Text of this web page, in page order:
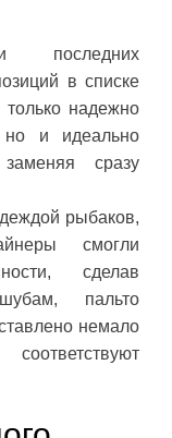
последних
в списке
надежно
и идеально
сразу
рыбаков,
смогли
сделав
пальто
немало